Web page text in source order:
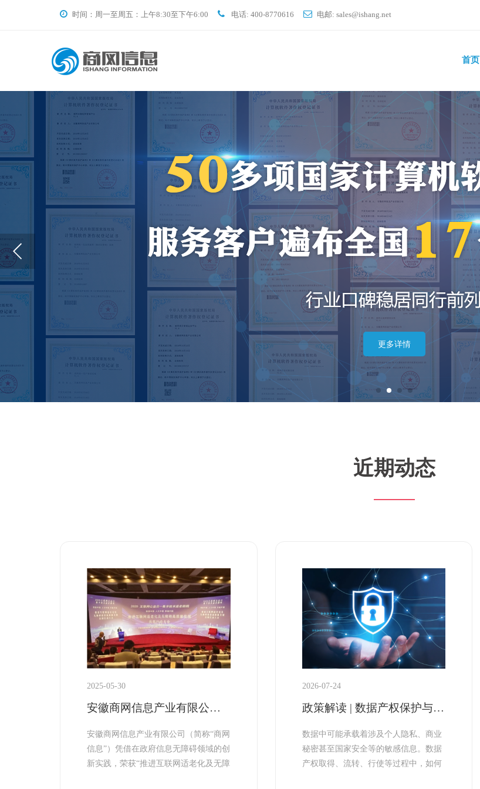
时间：周一至周五：上午8:30至下午6:00 电话: 400-8770616 电邮: sales ishang.net
首页
更多详情
近期动态
2025-05-30
安徽商网信息产业有限公司荣获全国“推进互联网适老化及无障碍环境建设践行企业”称号——以技术创新绘就数字中国温暖底色
安徽商网信息产业有限公司（简称“商网
信息”）凭借在政府信息无障碍领域的创
新实践，荣获“推进互联网适老化及无障
2026-07-24
政策解读 | 数据产权保护与安全治理
数据中可能承载着涉及个人隐私、商业
秘密甚至国家安全等的敏感信息。数据
产权取得、流转、行使等过程中，如何